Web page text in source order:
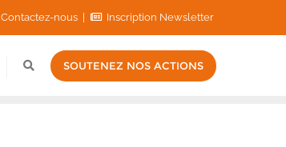
Contactez-nous Inscription Newsletter
SOUTENEZ NOS ACTIONS